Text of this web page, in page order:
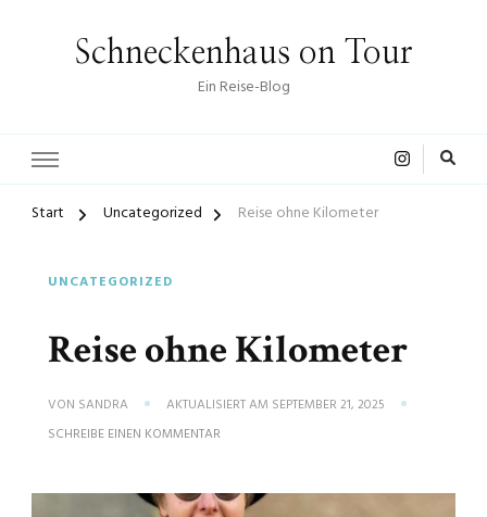
Schneckenhaus on Tour
Ein Reise-Blog
Start Uncategorized Reise ohne Kilometer
UNCATEGORIZED
Reise ohne Kilometer
VON SANDRA AKTUALISIERT AM SEPTEMBER 21, 2025
SCHREIBE EINEN KOMMENTAR
KILOMETER